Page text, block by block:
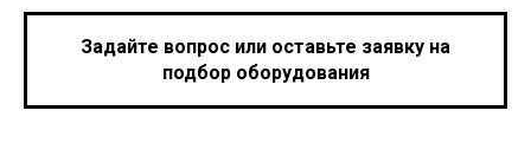
Задайте вопрос или оставьте заявку на
подбор оборудования